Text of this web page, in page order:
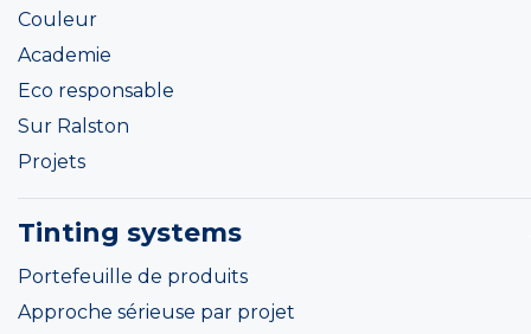
Couleur
Academie
Eco responsable
Sur Ralston
Projets
Tinting systems
Portefeuille de produits
Approche sérieuse par projet